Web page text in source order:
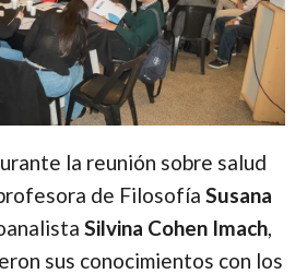
la reunión sobre salud
de Filosofía Susana
Silvina Cohen Imach,
sus conocimientos con los